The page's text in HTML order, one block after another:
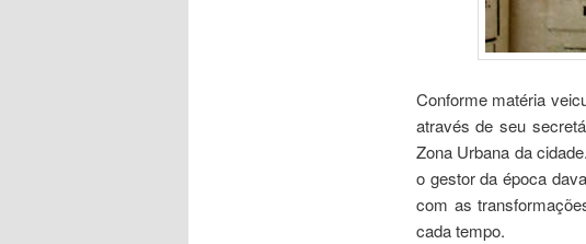
Conforme matéria
através de seu
Zona Urbana da
o gestor da época
com as
cada tempo.